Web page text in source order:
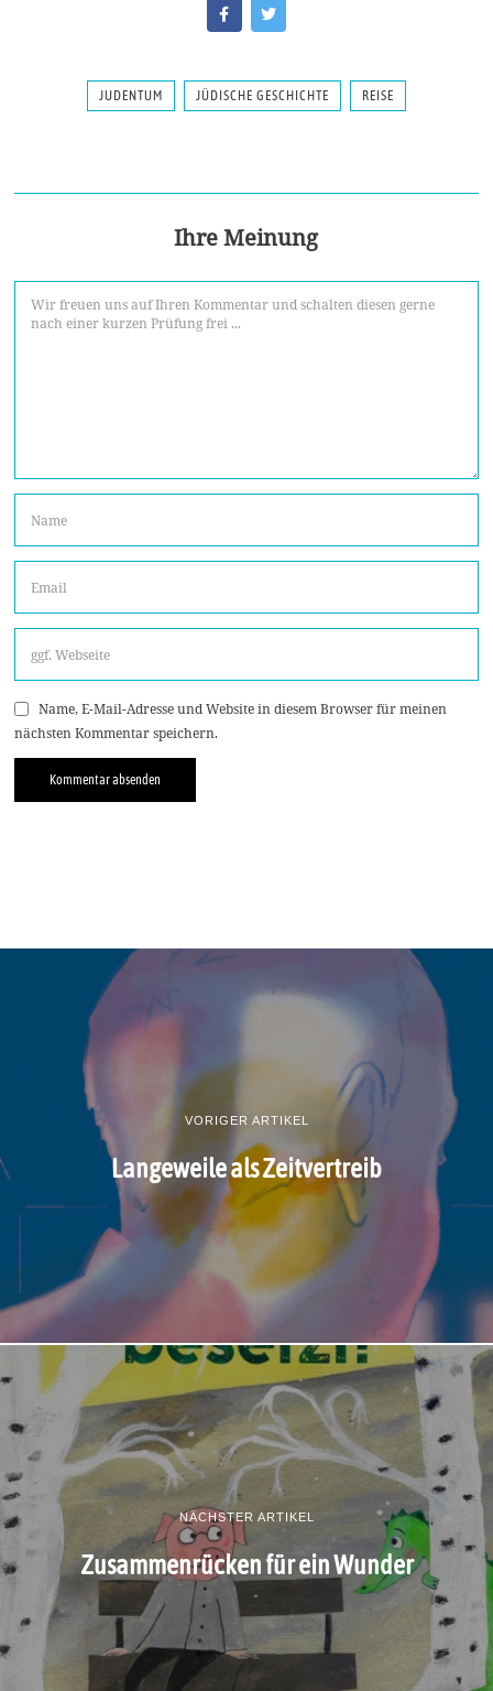
JUDENTUM JÜDISCHE GESCHICHTE REISE
Ihre Meinung
Name, E-Mail-Adresse und Website in diesem Browser für meinen
nächsten Kommentar speichern.
VORIGER ARTIKEL
Langeweile als Zeitvertreib
NÄCHSTER ARTIKEL
Zusammenrücken für ein Wunder